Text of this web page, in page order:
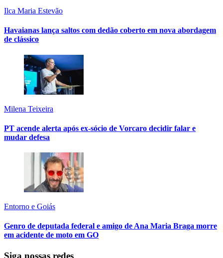
Ilca Maria Estevão
Havaianas lança saltos com dedão coberto em nova abordagem
de clássico
Milena Teixeira
PT acende alerta após ex-sócio de Vorcaro decidir falar e
mudar defesa
Entorno e Goiás
Genro de deputada federal e amigo de Ana Maria Braga morre
em acidente de moto em GO
Siga nossas redes